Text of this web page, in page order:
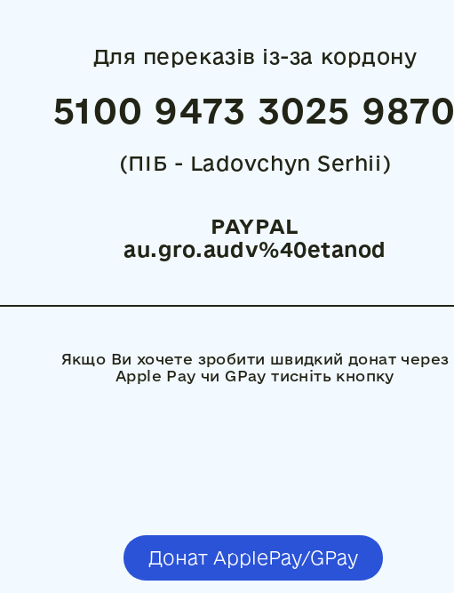
Якщо Ви хочете зробити швидкий донат через
Apple Pay чи GPay тисніть кнопку
PAYPAL
au.gro.audv%40etanod
Для переказів із-за кордону
(ПІБ - Ladovchyn Serhii)
5100 9473 3025
Донат ApplePay/GPay